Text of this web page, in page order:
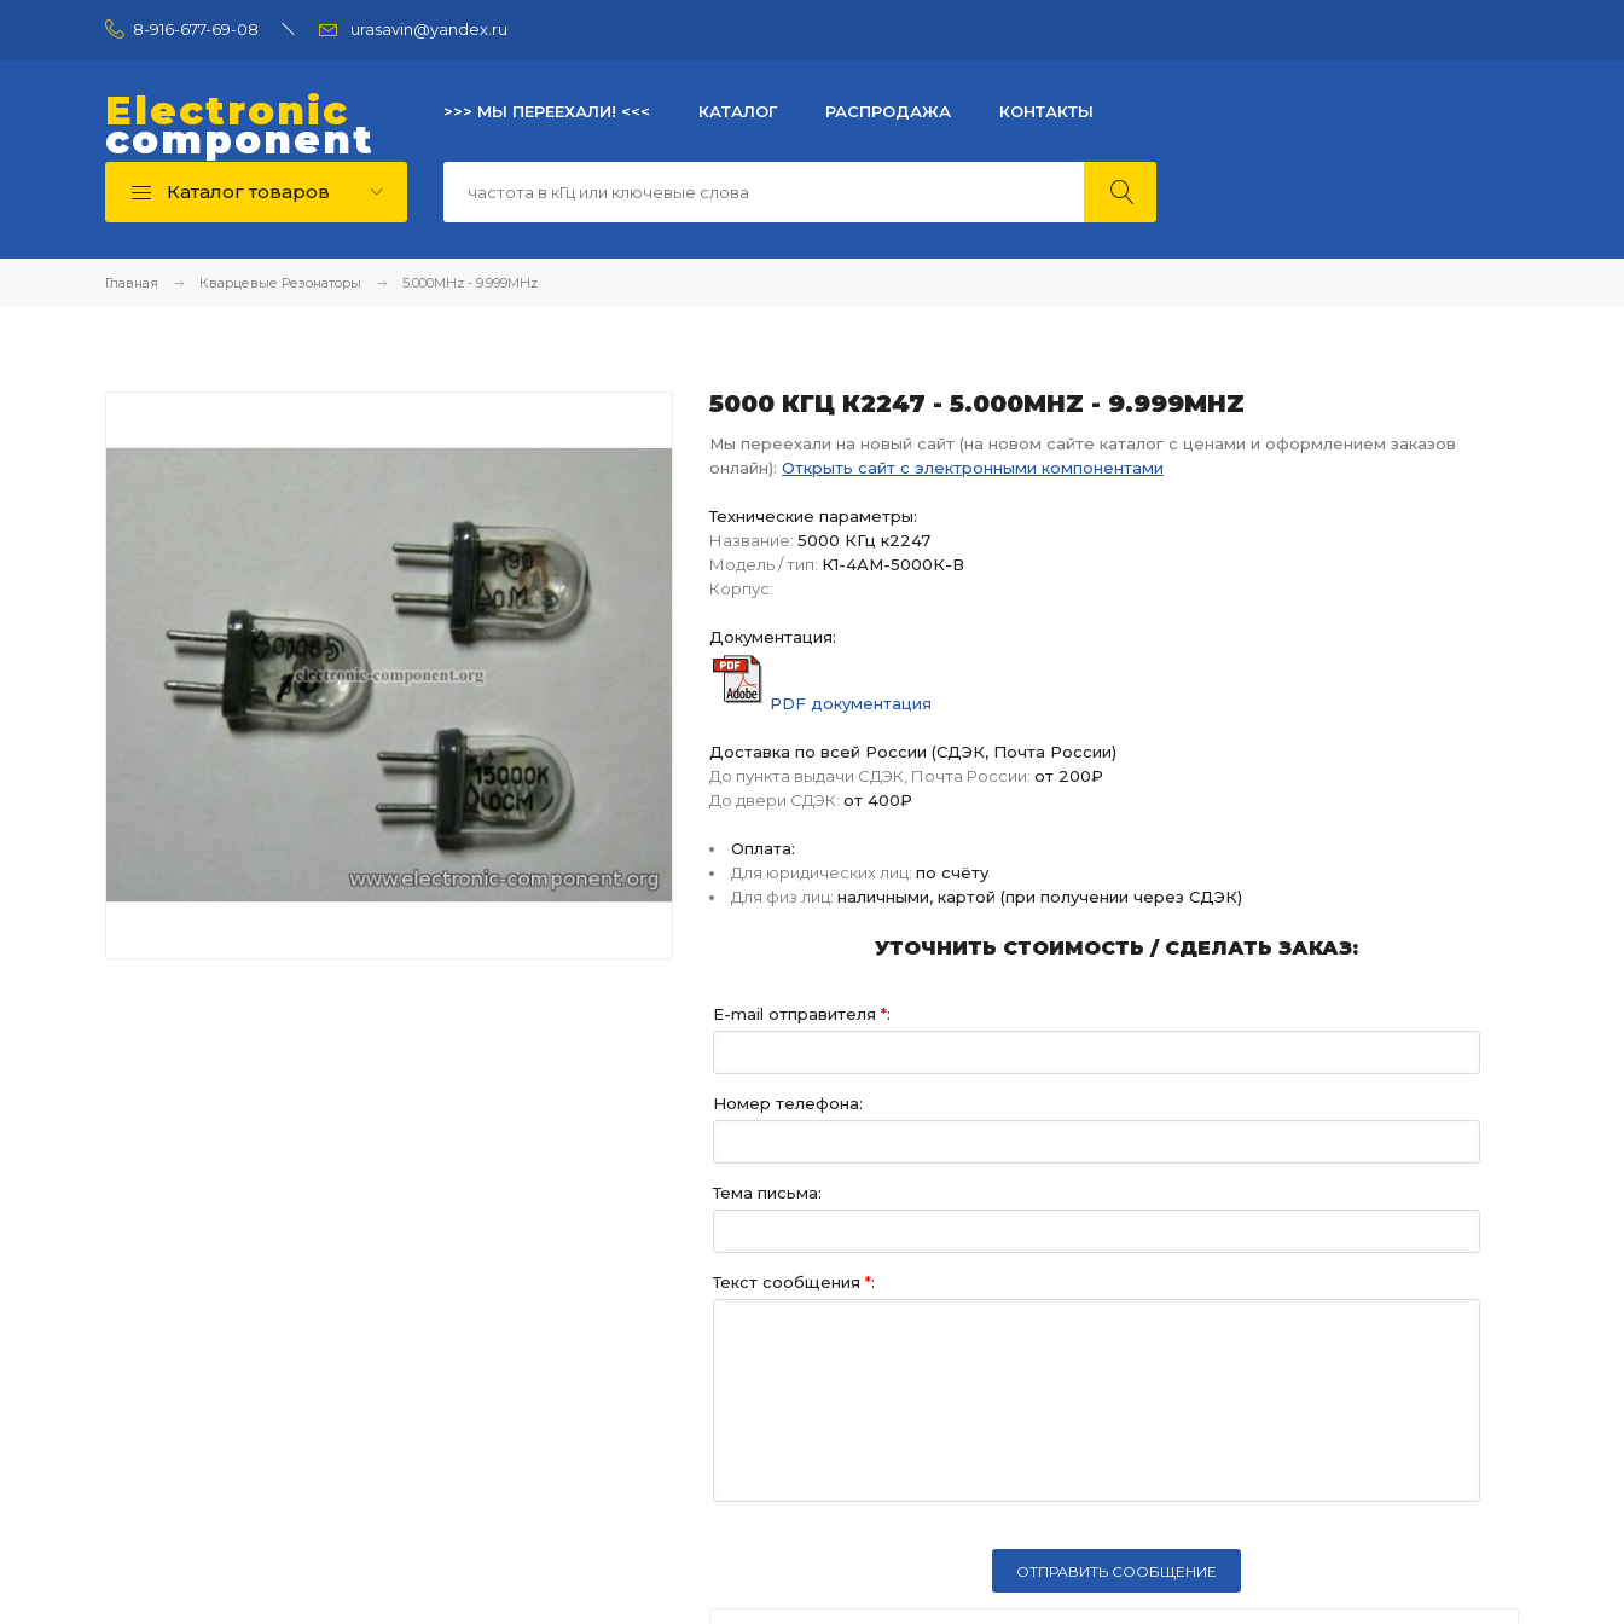
8-916-677-69-08 urasavin@yandex.ru
Electronic
component
>>> МЫ ПЕРЕЕХАЛИ! <<< КАТАЛОГ РАСПРОДАЖА КОНТАКТЫ
Каталог товаров
Главная Кварцевые Резонаторы 5.000MHz - 9.999MHz
5000 КГЦ К2247 - 5.000MHZ - 9.999MHZ
Мы переехали на новый сайт (на новом сайте каталог с ценами и оформлением заказов
онлайн): Открыть сайт с электронными компонентами
Технические параметры:
Название: 5000 КГц к2247
Модель / тип: К1-4АМ-5000К-В
Корпус:
Документация:
PDF документация
Доставка по всей России (СДЭК, Почта России)
До пункта выдачи СДЭК, Почта России: от 200₽
До двери СДЭК: от 400₽
Оплата:
Для юридических лиц: по счёту
Для физ лиц: наличными, картой (при получении через СДЭК)
УТОЧНИТЬ СТОИМОСТЬ / СДЕЛАТЬ ЗАКАЗ:
E-mail отправителя *:
Номер телефона:
Тема письма:
Текст сообщения *: